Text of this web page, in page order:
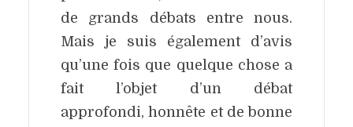
de
grands débats entre
nous.
Mais je suis également d’avis
qu’une fois que quelque chose a
fait l’objet d’un débat
approfondi, honnête et de bonne